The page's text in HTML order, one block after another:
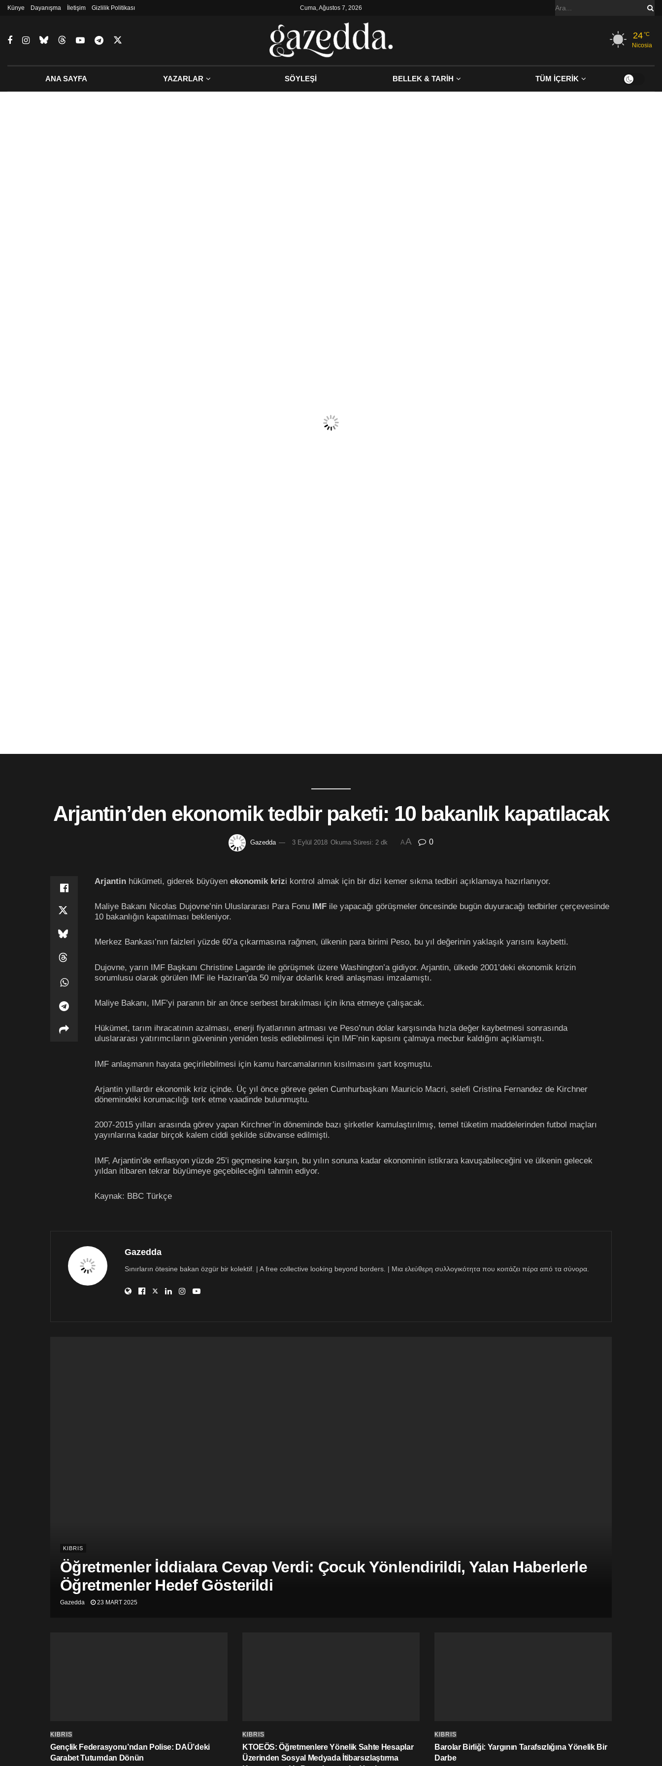
Künye Dayanışma İletişim Gizlilik Politikası Cuma, Ağustos 7, 2026
24°C
Nicosia
ANA SAYFA YAZARLAR SÖYLEŞİ BELLEK & TARİH TÜM İÇERİK
Arjantin’den ekonomik tedbir paketi: 10 bakanlık kapatılacak
Gazedda 3 Eylül 2018 Okuma Süresi: 2 dk AA 0
Arjantin hükümeti, giderek büyüyen ekonomik krizi kontrol almak için bir dizi kemer sıkma tedbiri açıklamaya hazırlanıyor.
Maliye Bakanı Nicolas Dujovne’nin Uluslararası Para Fonu IMF ile yapacağı görüşmeler öncesinde bugün duyuracağı tedbirler çerçevesinde
10 bakanlığın kapatılması bekleniyor.
Merkez Bankası’nın faizleri yüzde 60’a çıkarmasına rağmen, ülkenin para birimi Peso, bu yıl değerinin yaklaşık yarısını kaybetti.
Dujovne, yarın IMF Başkanı Christine Lagarde ile görüşmek üzere Washington’a gidiyor. Arjantin, ülkede 2001’deki ekonomik krizin
sorumlusu olarak görülen IMF ile Haziran’da 50 milyar dolarlık kredi anlaşması imzalamıştı.
Maliye Bakanı, IMF’yi paranın bir an önce serbest bırakılması için ikna etmeye çalışacak.
Hükümet, tarım ihracatının azalması, enerji fiyatlarının artması ve Peso’nun dolar karşısında hızla değer kaybetmesi sonrasında
uluslararası yatırımcıların güveninin yeniden tesis edilebilmesi için IMF’nin kapısını çalmaya mecbur kaldığını açıklamıştı.
IMF anlaşmanın hayata geçirilebilmesi için kamu harcamalarının kısılmasını şart koşmuştu.
Arjantin yıllardır ekonomik kriz içinde. Üç yıl önce göreve gelen Cumhurbaşkanı Mauricio Macri, selefi Cristina Fernandez de Kirchner
dönemindeki korumacılığı terk etme vaadinde bulunmuştu.
2007-2015 yılları arasında görev yapan Kirchner’in döneminde bazı şirketler kamulaştırılmış, temel tüketim maddelerinden futbol maçları
yayınlarına kadar birçok kalem ciddi şekilde sübvanse edilmişti.
IMF, Arjantin’de enflasyon yüzde 25’i geçmesine karşın, bu yılın sonuna kadar ekonominin istikrara kavuşabileceğini ve ülkenin gelecek
yıldan itibaren tekrar büyümeye geçebileceğini tahmin ediyor.
Kaynak: BBC Türkçe
Gazedda
Sınırların ötesine bakan özgür bir kolektif. | A free collective looking beyond borders. | Μια ελεύθερη συλλογικότητα που κοιτάζει πέρα από τα σύνορα.
KIBRIS
Öğretmenler İddialara Cevap Verdi: Çocuk Yönlendirildi, Yalan Haberlerle
Öğretmenler Hedef Gösterildi
Gazedda 23 MART 2025
KIBRIS
Gençlik Federasyonu’ndan Polise: DAÜ’deki
Garabet Tutumdan Dönün
KIBRIS
KTOEÖS: Öğretmenlere Yönelik Sahte Hesaplar
Üzerinden Sosyal Medyada İtibarsızlaştırma
KIBRIS
Barolar Birliği: Yargının Tarafsızlığına Yönelik Bir
Darbe